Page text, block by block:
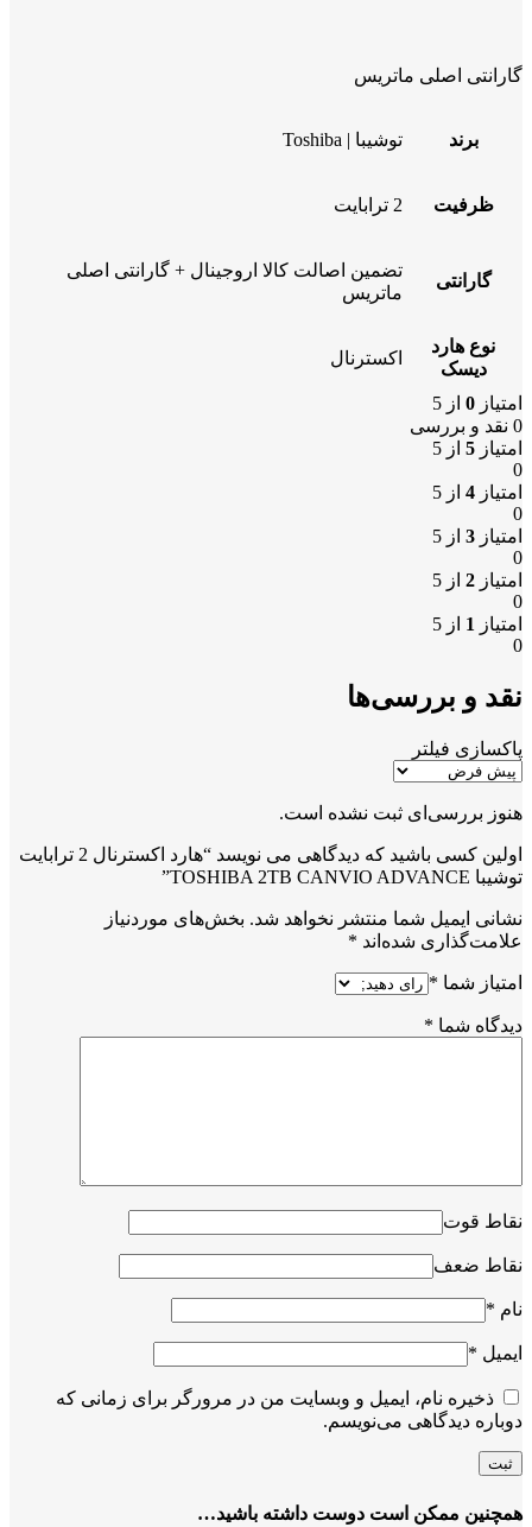
گارانتی اصلی ماتریس
برند توشیبا | Toshiba
ظرفیت 2 ترابایت
گارانتی
تضمین اصالت کالا اروجینال + گارانتی اصلی
ماتریس
نوع هارد
دیسک
اکسترنال
امتیاز 0 از 5
0 نقد و بررسی
امتیاز 5 از 5
0
امتیاز 4 از 5
0
امتیاز 3 از 5
0
امتیاز 2 از 5
0
امتیاز 1 از 5
0
نقد و بررسی‌ها
پاکسازی فیلتر
هنوز بررسی‌ای ثبت نشده است.
اولین کسی باشید که دیدگاهی می نویسد “هارد اکسترنال 2 ترابایت
توشیبا TOSHIBA 2TB CANVIO ADVANCE”
نشانی ایمیل شما منتشر نخواهد شد. بخش‌های موردنیاز
علامت‌گذاری شده‌اند *
امتیاز شما *
دیدگاه شما *
نقاط قوت
نقاط ضعف
نام *
ایمیل *
ذخیره نام، ایمیل و وبسایت من در مرورگر برای زمانی که
دوباره دیدگاهی می‌نویسم.
همچنین ممکن است دوست داشته باشید…